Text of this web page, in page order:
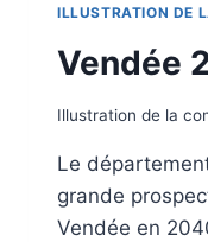
ILLUSTRATION DE
Vendée
Illustration de la
Le
grande
Vendée en